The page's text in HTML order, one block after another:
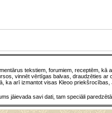
tekstiem, forumiem, receptēm, kā
vinnēt vērtīgas balvas, draudzēties ar
ka arī izmantot visas Kleoo priekšrocības,
jāievada savi dati, tam speciāli